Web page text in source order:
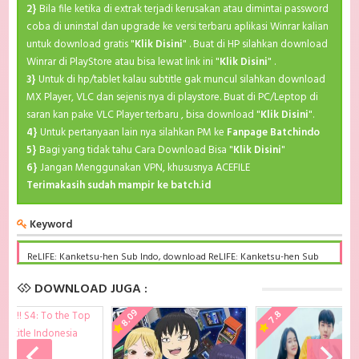
2} Bila file ketika di extrak terjadi kerusakan atau dimintai password
coba di uninstal dan upgrade ke versi terbaru aplikasi Winrar kalian
untuk download gratis "Klik Disini" . Buat di HP silahkan download
Winrar di PlayStore atau bisa lewat link ini "Klik Disini" .
3} Untuk di hp/tablet kalau subtitle gak muncul silahkan download
MX Player, VLC dan sejenis nya di playstore. Buat di PC/Leptop di
saran kan pake VLC Player terbaru , bisa download "Klik Disini".
4} Untuk pertanyaan lain nya silahkan PM ke Fanpage Batchindo
5} Bagi yang tidak tahu Cara Download Bisa "Klik Disini"
6}Jangan Menggunakan VPN, khususnya ACEFILE
Terimakasih sudah mampir ke batch.id
Keyword
ReLIFE: Kanketsu-hen Sub Indo, download ReLIFE: Kanketsu-hen Sub
Indo Batch, ReLIFE: Kanketsu-hen BD Subtitle Indonesia komplit,
download ReLIFE: Kanketsu-hen Sub indo batch google drive, ReLIFE:
Kanketsu-hen batch subtitle indonesia, ReLIFE: Kanketsu-hen mp4
batch, ReLIFE: Kanketsu-hen Sub Indo x265, ReLIFE: Kanketsu-hen
Batch Subtitle Indonesia bd, ReLIFE: Kanketsu-hen Batch Subtitle
Indonesia kurogaze, ReLIFE: Kanketsu-hen Batch Subtitle Indonesia
anibatch, ReLIFE: Kanketsu-hen Batch Subtitle Indonesia animeindo,
DOWNLOAD JUGA :
8.09 7.8